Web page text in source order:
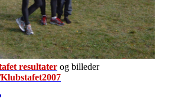
resultater og billeder